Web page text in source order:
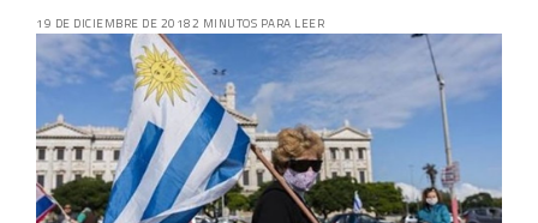
19 DE DICIEMBRE DE 20182 MINUTOS PARA LEER